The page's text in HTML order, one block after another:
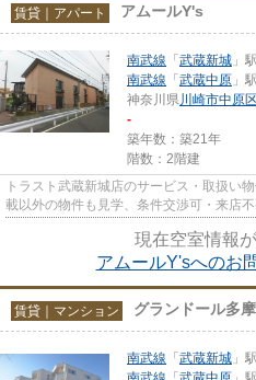
賃貸｜アパート アムールY's
南武線 「武蔵新城 」
南武線 「武蔵中原 」
神奈川県川崎市中原
-
築年数：築21年
階数：2階建
トラスト武蔵新城店のサービス・取扱い
載以外の物件も見学、条件交渉可・来店
時無料駐車場有（要電話予約...
現在空室情報
アムールY'sへのお
賃貸｜マンション グランドール多摩
南武線 「武蔵新城 」